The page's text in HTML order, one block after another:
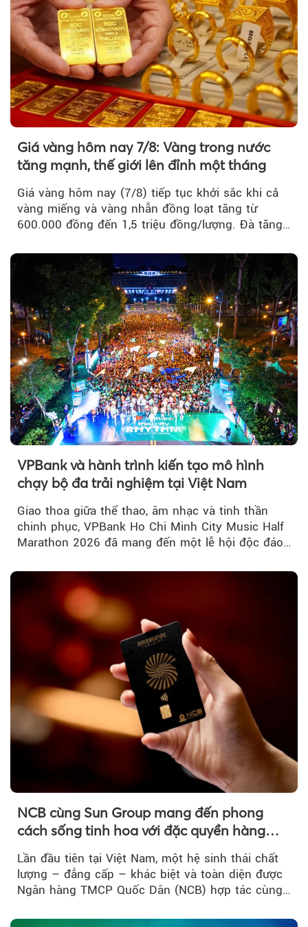
Giá vàng hôm nay 7/8: Vàng trong nước
tăng mạnh, thế giới lên đỉnh một tháng
Giá vàng hôm nay (7/8) tiếp tục khởi sắc khi cả
vàng miếng và vàng nhẫn đồng loạt tăng từ
600.000 đồng đến 1,5 triệu đồng/lượng. Đà tăng
vàng thế giới bứt phá lên mức cao nhất trong
một tháng.
VPBank và hành trình kiến tạo mô hình
chạy bộ đa trải nghiệm tại Việt Nam
Giao thoa giữa thể thao, âm nhạc và tinh thần
chinh phục, VPBank Ho Chi Minh City Music Half
Marathon 2026 đã mang đến một lễ hội độc đáo
NCB cùng Sun Group mang đến phong
cách sống tinh hoa với đặc quyền hàng
đầu Việt Nam
Lần đầu tiên tại Việt Nam, một hệ sinh thái chất
lượng – đẳng cấp – khác biệt và toàn diện được
Ngân hàng TMCP Quốc Dân (NCB) hợp tác cùng